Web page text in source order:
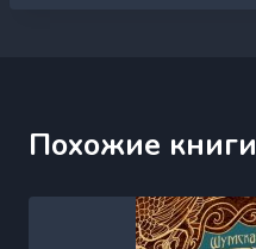
Похожие книги